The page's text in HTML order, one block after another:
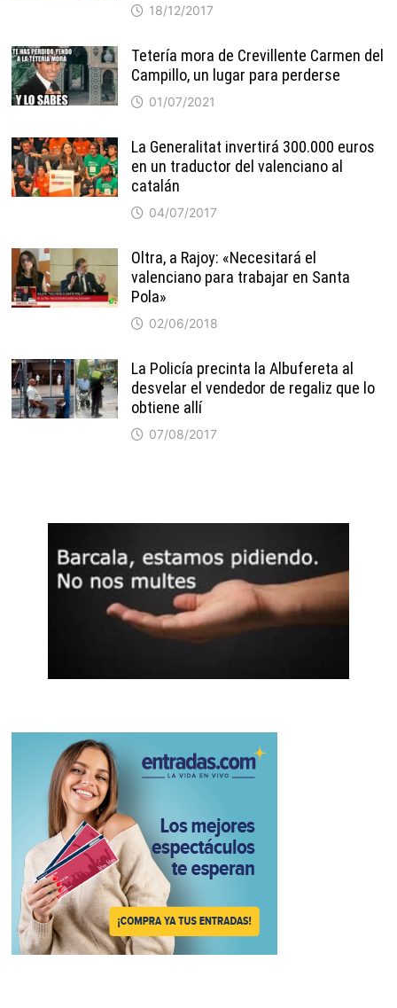
18/12/2017
Tetería mora de Crevillente Carmen del
Campillo, un lugar para perderse
01/07/2021
La Generalitat invertirá 300.000 euros
en un traductor del valenciano al
catalán
04/07/2017
Oltra, a Rajoy: «Necesitará el
valenciano para trabajar en Santa
Pola»
02/06/2018
La Policía precinta la Albufereta al
desvelar el vendedor de regaliz que lo
obtiene allí
07/08/2017